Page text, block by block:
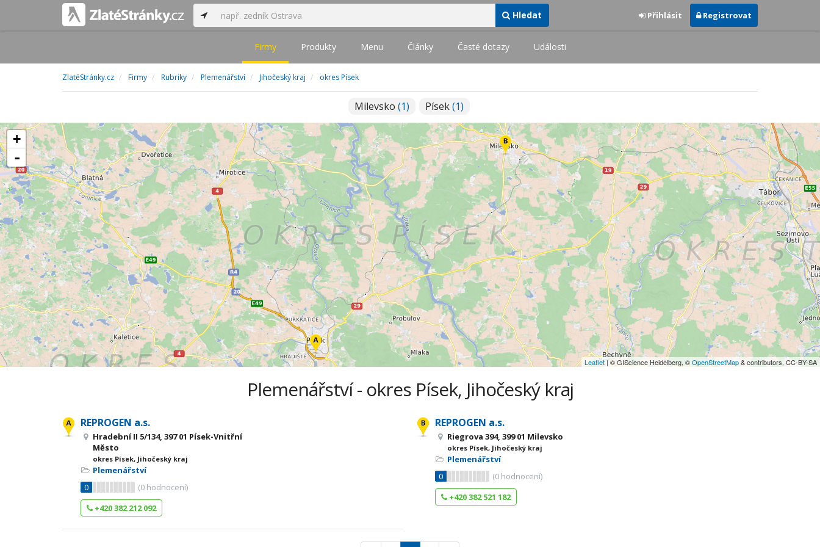
Hledat Přihlásit Registrovat
Firmy Produkty Menu Články Časté dotazy Události
ZlatéStránky.cz Firmy Rubriky Plemenářství Jihočeský kraj okres Písek
Milevsko (1) Písek(1)
+
-
Leaflet| © GIScience Heidelberg, ©OpenStreetMap& contributors, CC-BY-SA
Plemenářství - okres Písek, Jihočeský kraj
REPROGEN a.s.
Hradební II 5/134, 397 01 Písek-Vnitřní
Město
okres Písek, Jihočeský kraj
Plemenářství
0
(0 hodnocení)
+420 382 212 092
REPROGEN a.s.
Riegrova 394, 399 01 Milevsko
okres Písek, Jihočeský kraj
Plemenářství
0
(0 hodnocení)
+420 382 521 182